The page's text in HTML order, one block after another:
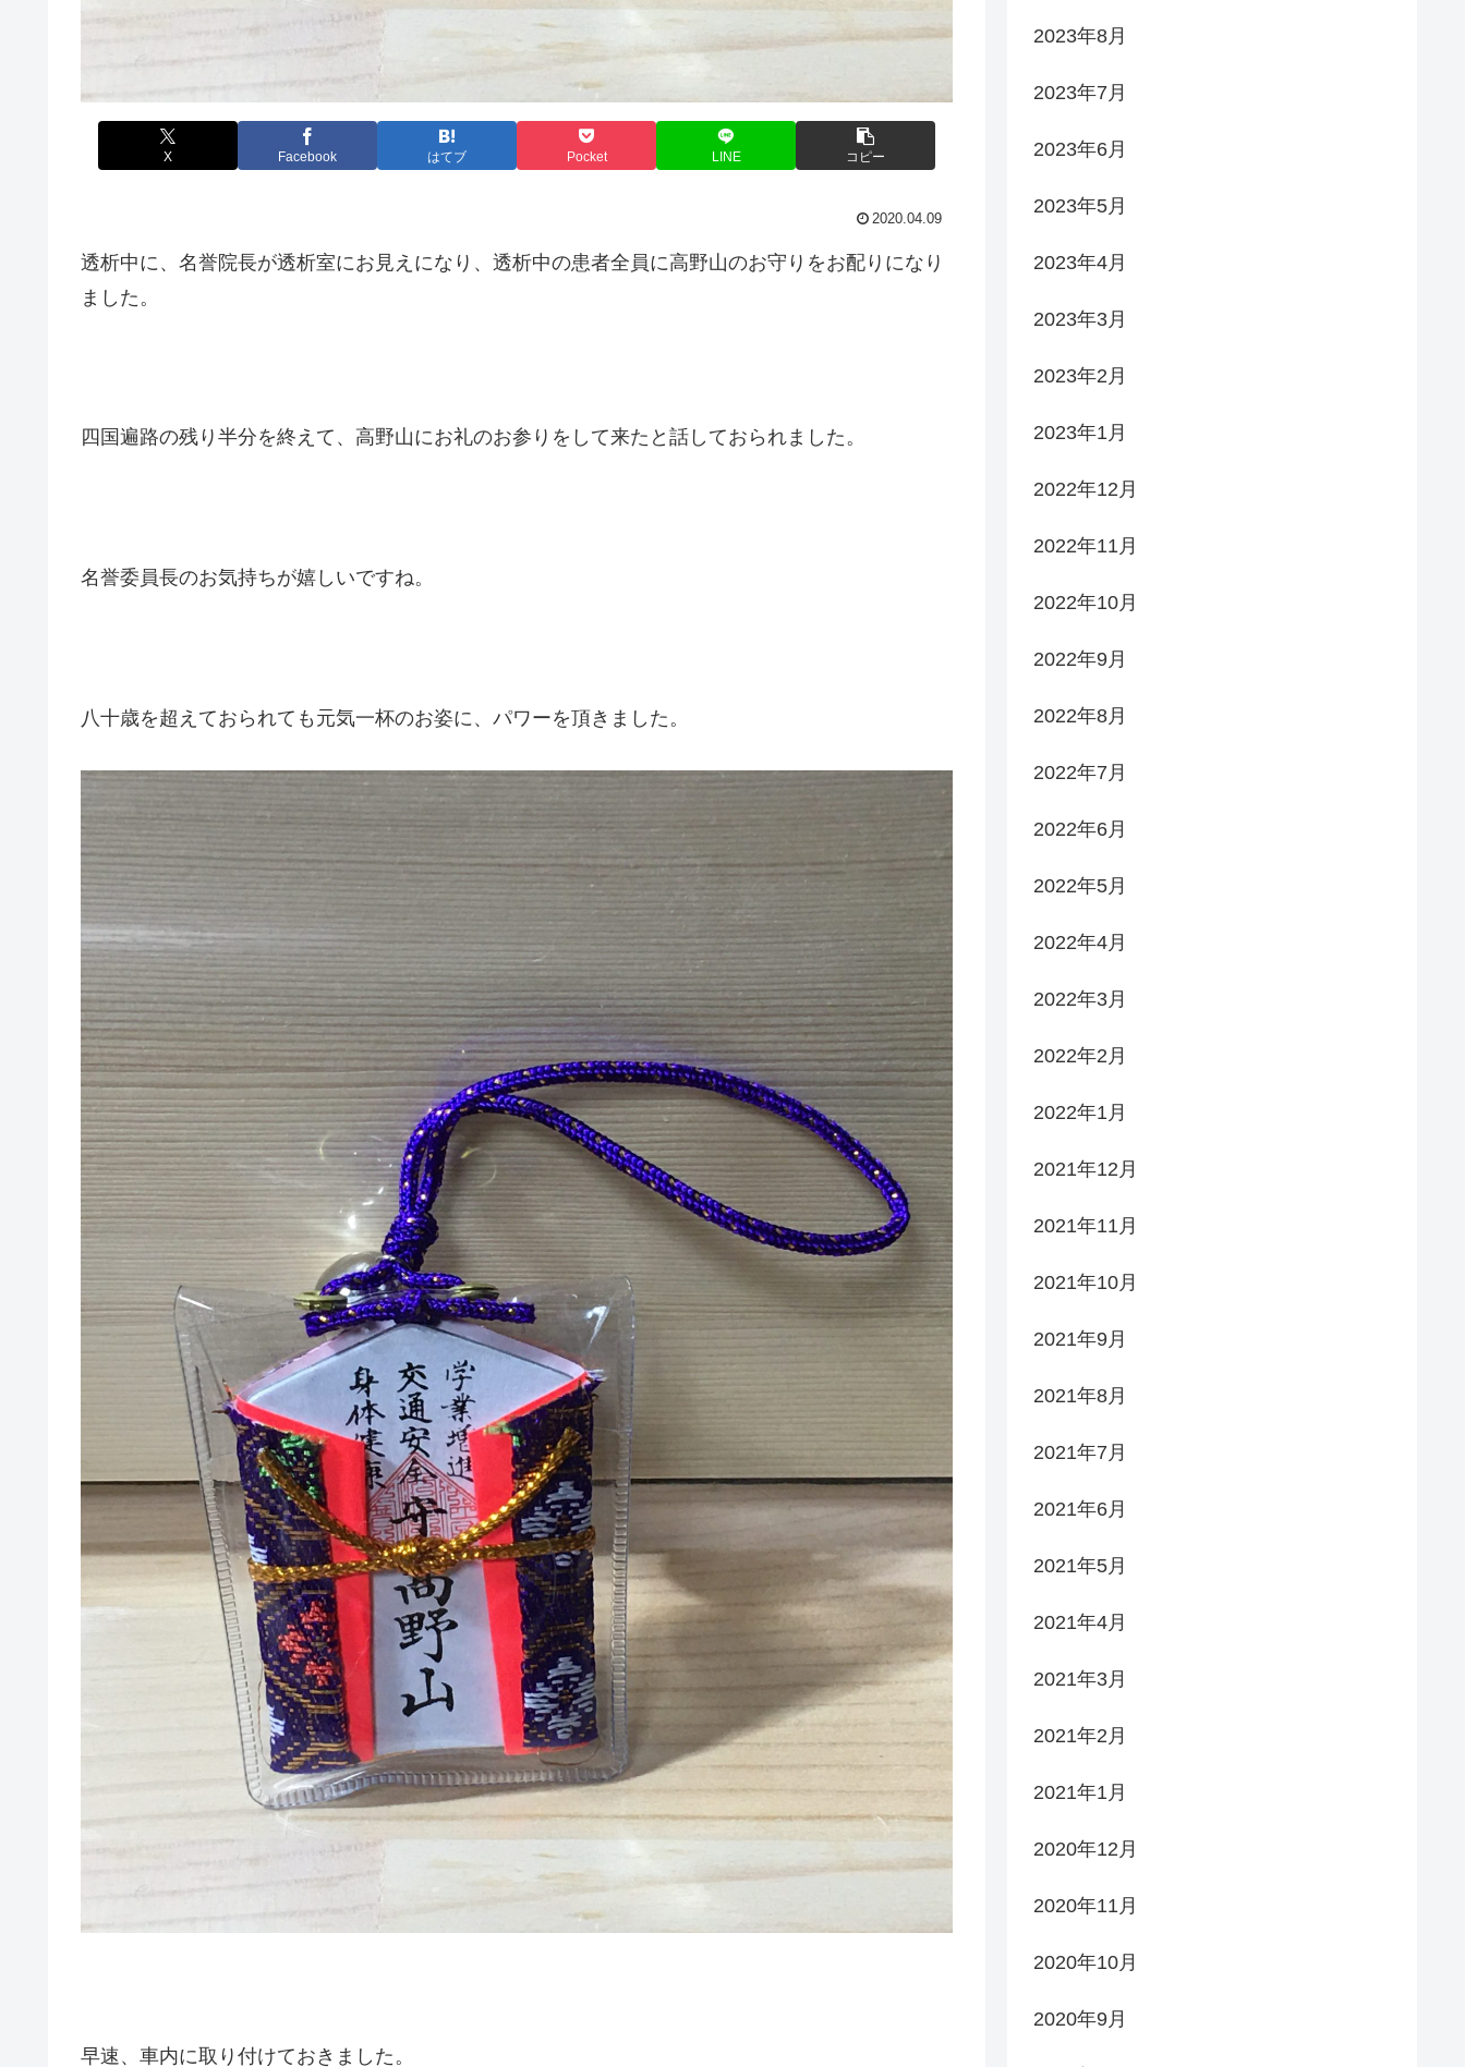
X Facebook はてブ Pocket LINE コピー
2020.04.09
透析中に、名誉院長が透析室にお見えになり、透析中の患者全員に高野山のお守りをお配りになり
ました。
四国遍路の残り半分を終えて、高野山にお礼のお参りをして来たと話しておられました。
名誉委員長のお気持ちが嬉しいですね。
八十歳を超えておられても元気一杯のお姿に、パワーを頂きました。
早速、車内に取り付けておきました。
2023年8月
2023年7月
2023年6月
2023年5月
2023年4月
2023年3月
2023年2月
2023年1月
2022年12月
2022年11月
2022年10月
2022年9月
2022年8月
2022年7月
2022年6月
2022年5月
2022年4月
2022年3月
2022年2月
2022年1月
2021年12月
2021年11月
2021年10月
2021年9月
2021年8月
2021年7月
2021年6月
2021年5月
2021年4月
2021年3月
2021年2月
2021年1月
2020年12月
2020年11月
2020年10月
2020年9月